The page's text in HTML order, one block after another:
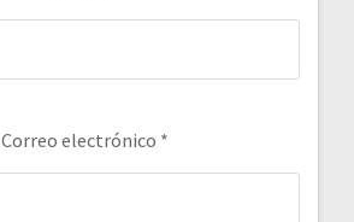
Correo electrónico *